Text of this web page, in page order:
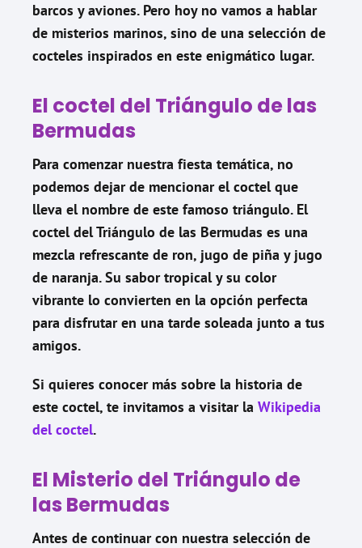
barcos y aviones. Pero hoy no vamos a hablar
de misterios marinos, sino de una selección de
cocteles inspirados en este enigmático lugar.
El coctel del Triángulo de las
Bermudas
Para comenzar nuestra fiesta temática, no
podemos dejar de mencionar el coctel que
lleva el nombre de este famoso triángulo. El
coctel del Triángulo de las Bermudas es una
mezcla refrescante de ron, jugo de piña y jugo
de naranja. Su sabor tropical y su color
vibrante lo convierten en la opción perfecta
para disfrutar en una tarde soleada junto a tus
amigos.
Si quieres conocer más sobre la historia de
este coctel, te invitamos a visitar la Wikipedia
del coctel.
El Misterio del Triángulo de
las Bermudas
Antes de continuar con nuestra selección de